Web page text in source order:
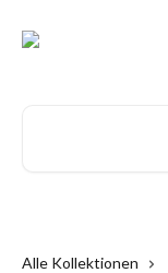
Alle Kollektionen